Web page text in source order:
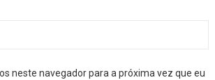
neste navegador para a próxima vez que eu